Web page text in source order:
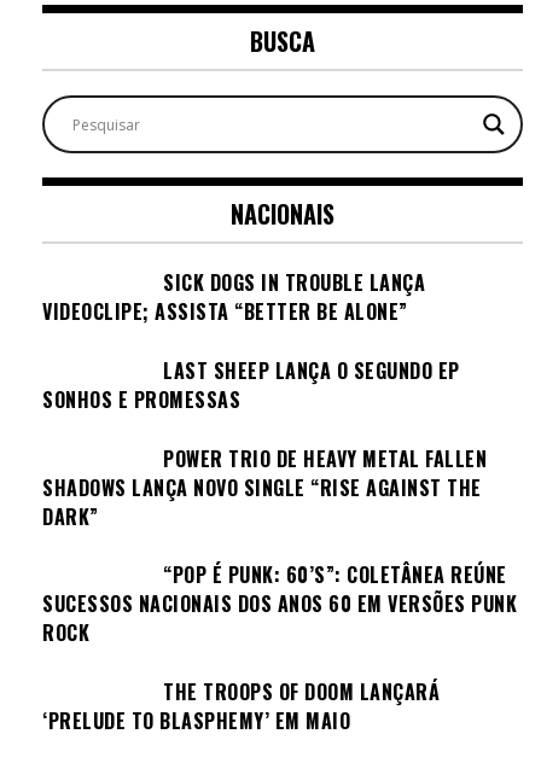
BUSCA
NACIONAIS
SICK DOGS IN TROUBLE LANÇA
VIDEOCLIPE; ASSISTA “BETTER BE ALONE”
LAST SHEEP LANÇA O SEGUNDO EP
SONHOS E PROMESSAS
POWER TRIO DE HEAVY METAL FALLEN
SHADOWS LANÇA NOVO SINGLE “RISE AGAINST THE
DARK”
“POP É PUNK: 60’S”: COLETÂNEA REÚNE
SUCESSOS NACIONAIS DOS ANOS 60 EM VERSÕES PUNK
ROCK
THE TROOPS OF DOOM LANÇARÁ
‘PRELUDE TO BLASPHEMY’ EM MAIO